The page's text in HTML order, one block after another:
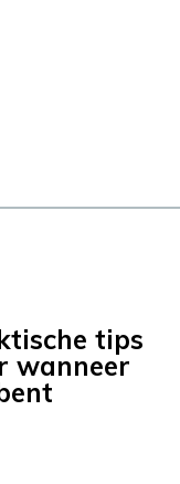
tips
wanneer